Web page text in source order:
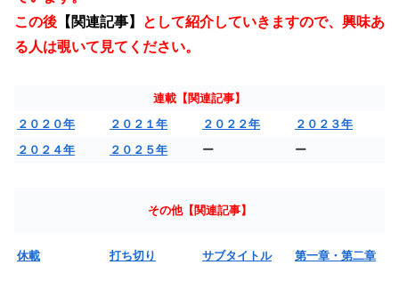
この後 【関連記事】
として紹介していきますので、興味あ
る人は覗いて見てください。
連載【関連記事】
２０２０年
２０２１年 ２０２２年
２０２３年
２０２４年
２０２５年 ー ー
その他【関連記事】
休載 打ち切り サブタイトル 第一章・第二章